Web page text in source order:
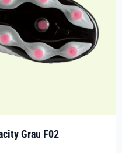
Grau F02